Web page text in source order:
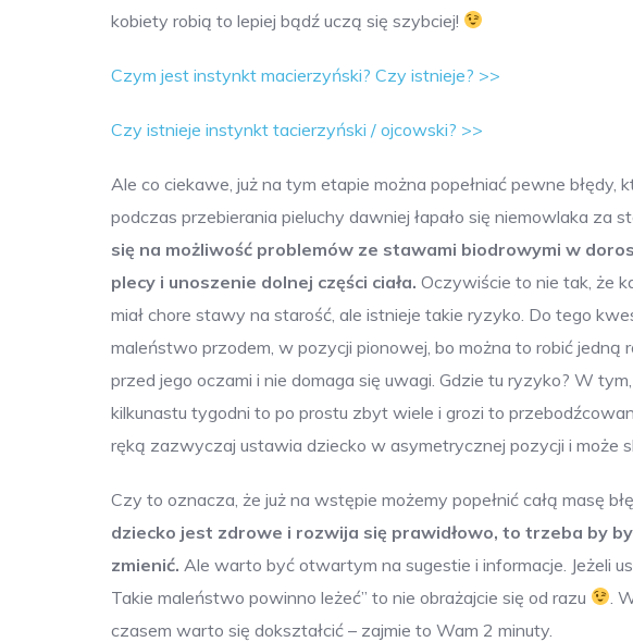
kobiety robią to lepiej bądź uczą się szybciej!
Czym jest instynkt macierzyński? Czy istnieje? >>
Czy istnieje instynkt tacierzyński / ojcowski? >>
Ale co ciekawe, już na tym etapie można popełniać pewne
podczas przebierania pieluchy dawniej łapało się niemowlaka za
się na możliwość problemów ze stawami biodrowymi w
plecy i unoszenie dolnej części ciała. Oczywiście to nie tak, że
miał chore stawy na starość, ale istnieje takie ryzyko. Do tego
maleństwo przodem, w pozycji pionowej, bo można to robić
przed jego oczami i nie domaga się uwagi. Gdzie tu ryzyko? W
kilkunastu tygodni to po prostu zbyt wiele i grozi to
ręką zazwyczaj ustawia dziecko w asymetrycznej pozycji i może
Czy to oznacza, że już na wstępie możemy popełnić całą masę
dziecko jest zdrowe i rozwija się prawidłowo, to trzeba by
zmienić. Ale warto być otwartym na sugestie i informacje. Jeżeli
Takie maleństwo powinno leżeć” to nie obrażajcie się od razu
.
czasem warto się dokształcić – zajmie to Wam 2 minuty.